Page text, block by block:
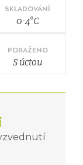
SKLADOVÁNÍ
0-4°C
PORAŽENO
S úctou